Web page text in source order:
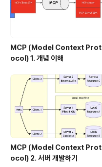
MCP (Model Context Prot
ocol) 1. 개념 이해
MCP (Model Context Prot
ocol) 2. 서버 개발하기